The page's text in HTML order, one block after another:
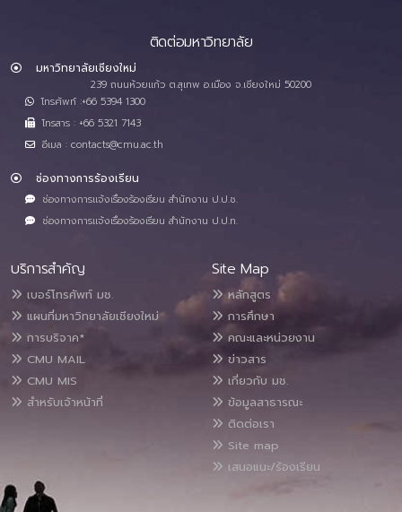
ติดต่อมหาวิทยาลัย
มหาวิทยาลัยเชียงใหม่
239 ถนนห้วยแก้ว ต.สุเทพ อ.เมือง จ.เชียงใหม่ 50200
โทรศัพท์ :+66 5394 1300
โทรสาร : +66 5321 7143
อีเมล : contacts@cmu.ac.th
ช่องทางการร้องเรียน
ช่องทางการแจ้งเรื่องร้องเรียน สำนักงาน ป.ป.ช.
ช่องทางการแจ้งเรื่องร้องเรียน สำนักงาน ป.ป.ท.
บริการสำคัญ
เบอร์โทรศัพท์ มช.
แผนที่มหาวิทยาลัยเชียงใหม่
การบริจาค*
CMU MAIL
CMU MIS
สำหรับเจ้าหน้าที่
Site Map
หลักสูตร
การศึกษา
คณะและหน่วยงาน
ข่าวสาร
เกี่ยวกับ มช.
ข้อมูลสาธารณะ
ติดต่อเรา
Site map
เสนอแนะ/ร้องเรียน